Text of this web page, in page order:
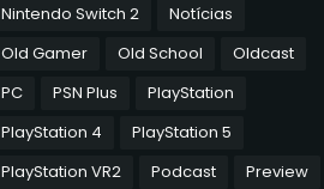
Nintendo Switch 2
Notícias
Old Gamer
Old School
Oldcast
PC
PSN Plus
PlayStation
PlayStation 4
PlayStation 5
PlayStation VR2
Podcast
Preview